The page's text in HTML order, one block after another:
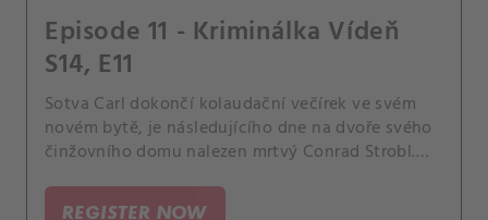
Episode 11 - Kriminálka Vídeň
S14, E11
Sotva Carl dokončí kolaudační večírek ve svém
novém bytě, je následujícího dne na dvoře svého
činžovního domu nalezen mrtvý Conrad Strobl.
skutečnosti vražda.
REGISTER NOW